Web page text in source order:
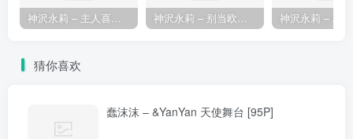
神沢永莉 – 主人喜欢这套吗 [63P] 神沢永莉 – 别当欧尼酱 [55P]
猜你喜欢
蠢沫沫 – &YanYan 天使舞台 [95P]